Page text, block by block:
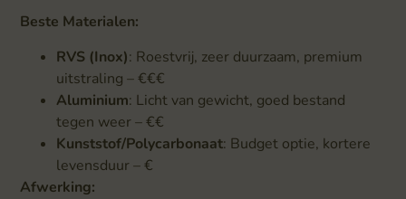
Beste Materialen:
RVS (Inox): Roestvrij, zeer duurzaam, premium
uitstraling – €€€
Aluminium: Licht van gewicht, goed bestand
tegen weer – €€
Kunststof/Polycarbonaat: Budget optie, kortere
levensduur – €
Afwerking: